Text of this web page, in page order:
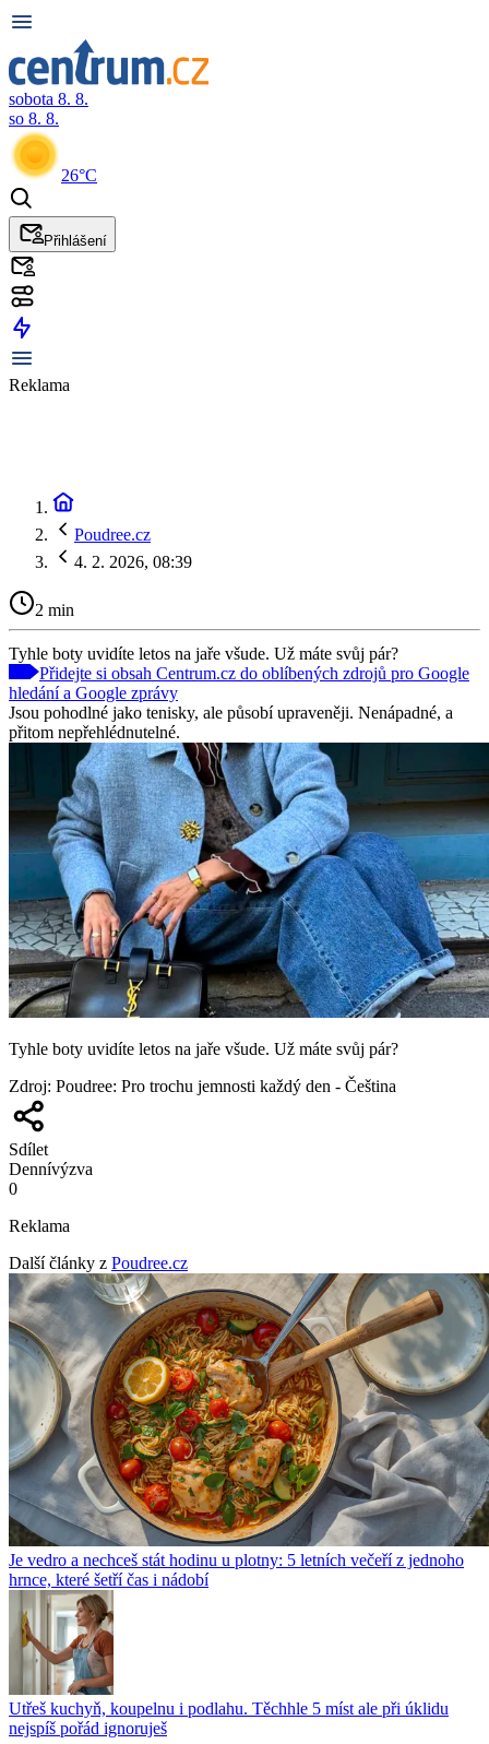
sobota 8. 8.
so 8. 8.
26°C
Přihlášení
Reklama
Poudree.cz
4. 2. 2026, 08:39
2 min
Tyhle boty uvidíte letos na jaře všude. Už máte svůj pár?
Přidejte si obsah Centrum.cz do oblíbených zdrojů pro Google
hledání a Google zprávy
Jsou pohodlné jako tenisky, ale působí upraveněji. Nenápadné, a
přitom nepřehlédnutelné.
Tyhle boty uvidíte letos na jaře všude. Už máte svůj pár?
Zdroj: Poudree: Pro trochu jemnosti každý den - Čeština
Sdílet
Dennívýzva
0
Reklama
Další články z Poudree.cz
Je vedro a nechceš stát hodinu u plotny: 5 letních večeří z jednoho
hrnce, které šetří čas i nádobí
Utřeš kuchyň, koupelnu i podlahu. Těchhle 5 míst ale při úklidu
nejspíš pořád ignoruješ